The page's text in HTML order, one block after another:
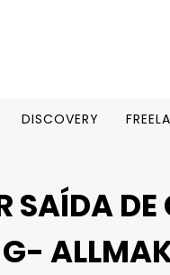
DISCOVERY
SAÍDA